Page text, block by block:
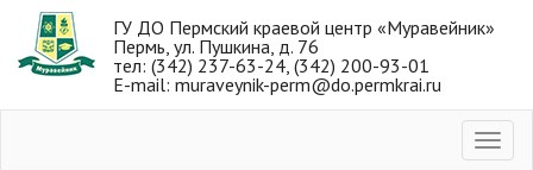
ГУ ДО Пермский краевой центр «Муравейник»
Пермь, ул. Пушкина, д. 76
тел: (342) 237-63-24, (342) 200-93-01
E-mail: muraveynik-perm@do.permkrai.ru